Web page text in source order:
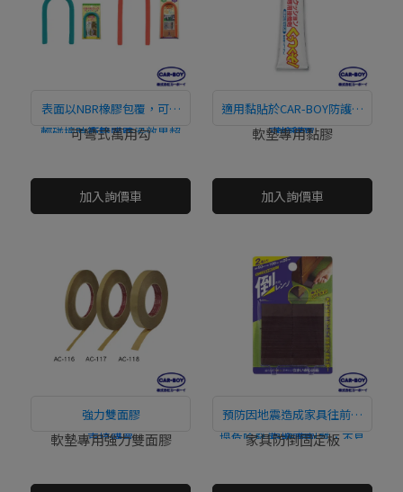
表面以NBR橡膠包覆，可減
輕碰撞時衝擊，防滑效果超
直接購買
可彎式萬用勾
加入詢價車
適用黏貼於CAR-BOY防護軟
墊系列
直接購買
軟墊專用黏膠
加入詢價車
強力雙面膠
直接購買
軟墊專用強力雙面膠
預防因地震造成家具往前倒
塌危險發生! 橡膠材質，不易
直接購買
家具防倒固定板